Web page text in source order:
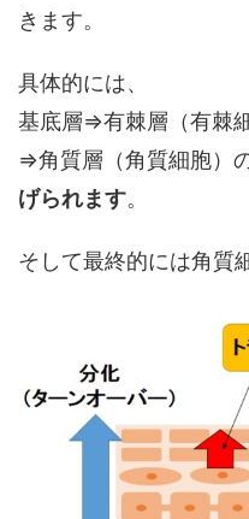
きます。
具体的には、
基底層⇒有棘層（有棘
⇒角質層（角質細胞）
げられます。
そして最終的には角質